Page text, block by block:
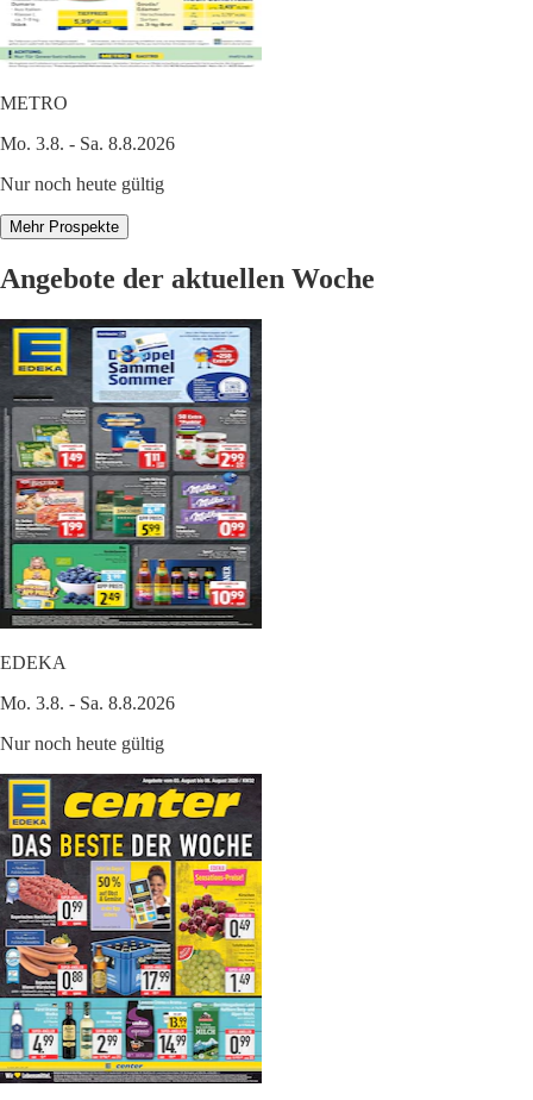
METRO
Mo. 3.8. - Sa. 8.8.2026
Nur noch heute gültig
Mehr Prospekte
Angebote der aktuellen Woche
EDEKA
Mo. 3.8. - Sa. 8.8.2026
Nur noch heute gültig